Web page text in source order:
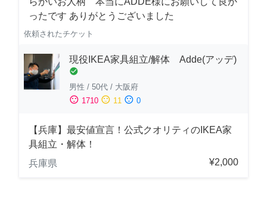
ったです ありがとうございました
依頼されたチケット
現役IKEA家具組立/解体 Adde(アッデ)
check_circle
男性 / 50代 / 大阪府
sentiment_satisfied 1710 sentiment_neutral 11 sentiment_dissatisfied 0
【兵庫】最安値宣言！公式クオリティのIKEA家
具組立・解体！
兵庫県
¥2,000